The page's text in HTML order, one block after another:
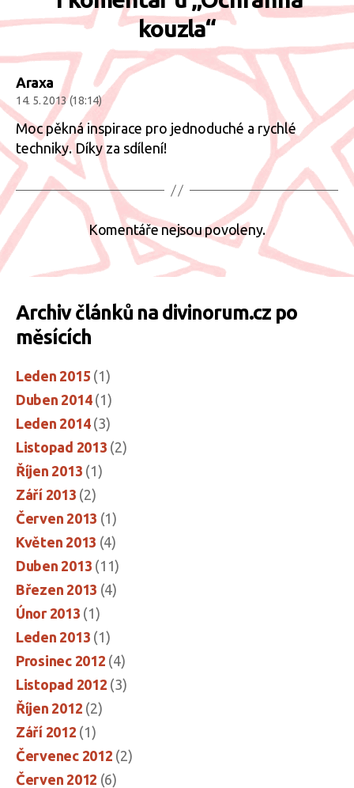
kouzla“
Araxa
14. 5. 2013 (18:14)
Moc pěkná inspirace pro jednoduché a rychlé
techniky. Díky za sdílení!
Komentáře nejsou povoleny.
Archiv článků na divinorum.cz po
měsících
Leden 2015 (1)
Duben 2014(1)
Leden 2014(3)
Listopad 2013 (2)
Říjen 2013 (1)
Září 2013 (2)
Červen 2013 (1)
Květen 2013 (4)
Duben 2013 (11)
Březen 2013 (4)
Únor 2013 (1)
Leden 2013 (1)
Prosinec 2012 (4)
Listopad 2012 (3)
Říjen 2012 (2)
Září 2012 (1)
Červenec 2012 (2)
Červen 2012 (6)